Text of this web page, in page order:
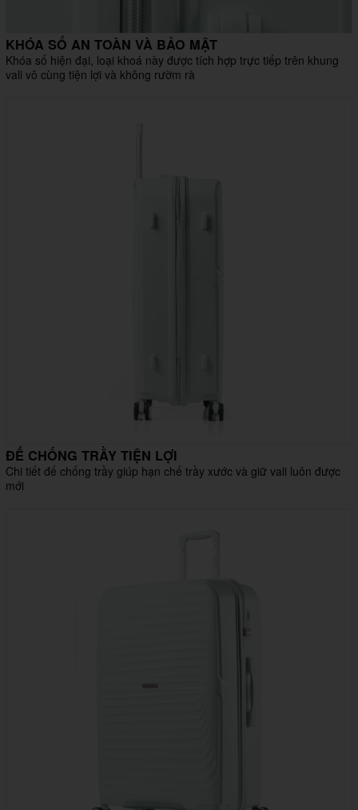
KHÓA SỐ AN TOÀN VÀ BẢO MẬT
Khóa số hiện đại, loại khoá này được tích hợp trực tiếp trên khung
vali vô cùng tiện lợi và không rườm rà
ĐẾ CHỐNG TRẦY TIỆN LỢI
Chi tiết đế chống trầy giúp hạn chế trầy xước và giữ vali luôn được
mới